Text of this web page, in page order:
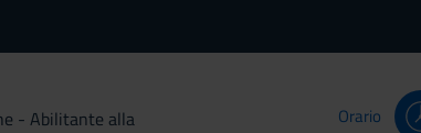
- Abilitante alla
Orario